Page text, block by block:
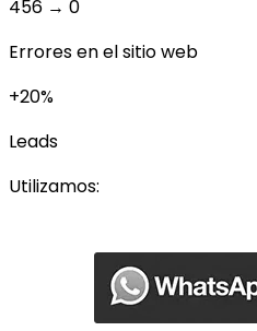
456 → 0
Errores en el sitio web
+20%
Leads
Utilizamos: